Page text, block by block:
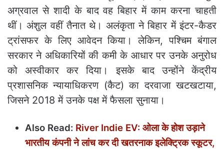
अग्रवाल से शादी के बाद वह बिहार में काम करना चाहती
थीं। अंशुल वहीं तैनात थे। अलंकृता ने बिहार में इंटर-कैडर
ट्रांसफर के लिए आवेदन किया। लेकिन, पश्चिम बंगाल
सरकार ने अधिकारियों की कमी के आधार पर उनके अनुरोध
को अस्वीकार कर दिया। इसके बाद उन्होंने केंद्रीय
प्रशासनिक न्यायाधिकरण (कैट) का दरवाजा खटखटाया,
जिसने 2018 में उनके पक्ष में फैसला सुनाया।
Also Read: River Indie EV: ओला के होश उड़ाने
भारतीय कंपनी ने लांच कर दी खतरनाक इलेक्ट्रिक स्कूटर,